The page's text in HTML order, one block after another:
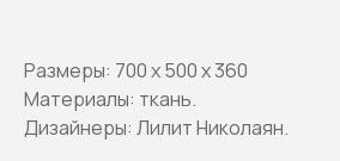
Размеры: 700 х 500 х 360
Материалы: ткань.
Дизайнеры: Лилит Николаян.